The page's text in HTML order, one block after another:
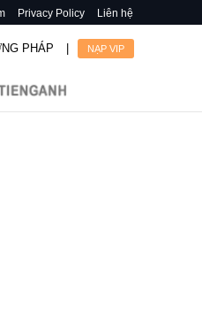
Privacy Policy Liên hệ
PHÁP NẠP VIP